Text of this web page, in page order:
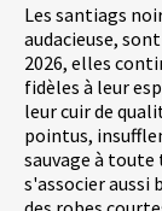
Les santiags
audacieuse,
2026, elles
fidèles à leur
leur cuir de
pointus,
sauvage à toute
s'associer aussi